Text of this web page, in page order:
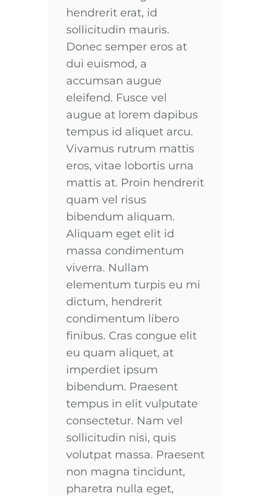
hendrerit erat, id
sollicitudin mauris.
Donec semper eros at
dui euismod, a
accumsan augue
eleifend. Fusce vel
augue at lorem dapibus
tempus id aliquet arcu.
Vivamus rutrum mattis
eros, vitae lobortis urna
mattis at. Proin hendrerit
quam vel risus
bibendum aliquam.
Aliquam eget elit id
massa condimentum
viverra. Nullam
elementum turpis eu mi
dictum, hendrerit
condimentum libero
finibus. Cras congue elit
eu quam aliquet, at
imperdiet ipsum
bibendum. Praesent
tempus in elit vulputate
consectetur. Nam vel
sollicitudin nisi, quis
volutpat massa. Praesent
non magna tincidunt,
pharetra nulla eget,